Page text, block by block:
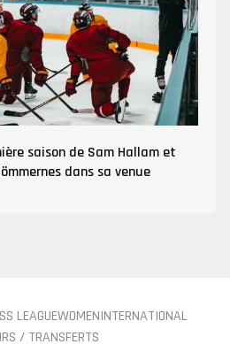
saison de Sam Hallam et
dans sa venue
LEAGUEWOMENINTERNATIONAL
/ TRANSFERTS